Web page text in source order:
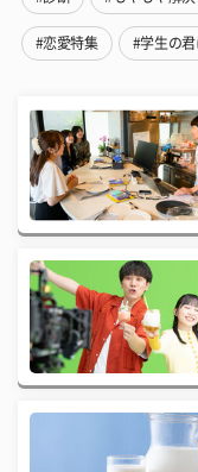
#恋愛特集 #学生の